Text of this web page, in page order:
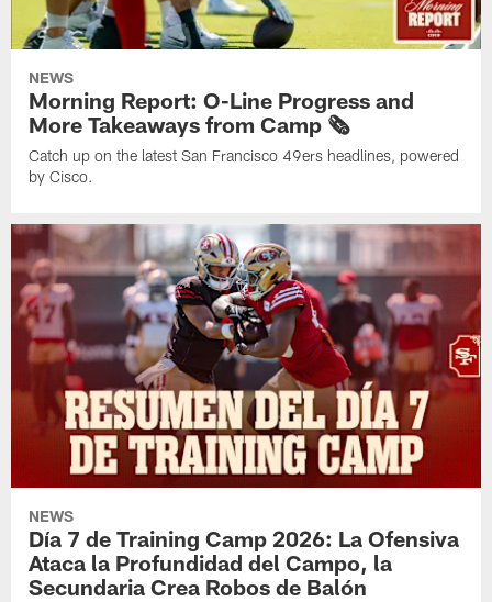
NEWS
Morning Report: O-Line Progress and
More Takeaways from Camp 🗞️
Catch up on the latest San Francisco 49ers headlines, powered
by Cisco.
NEWS
Día 7 de Training Camp 2026: La Ofensiva
Ataca la Profundidad del Campo, la
Secundaria Crea Robos de Balón